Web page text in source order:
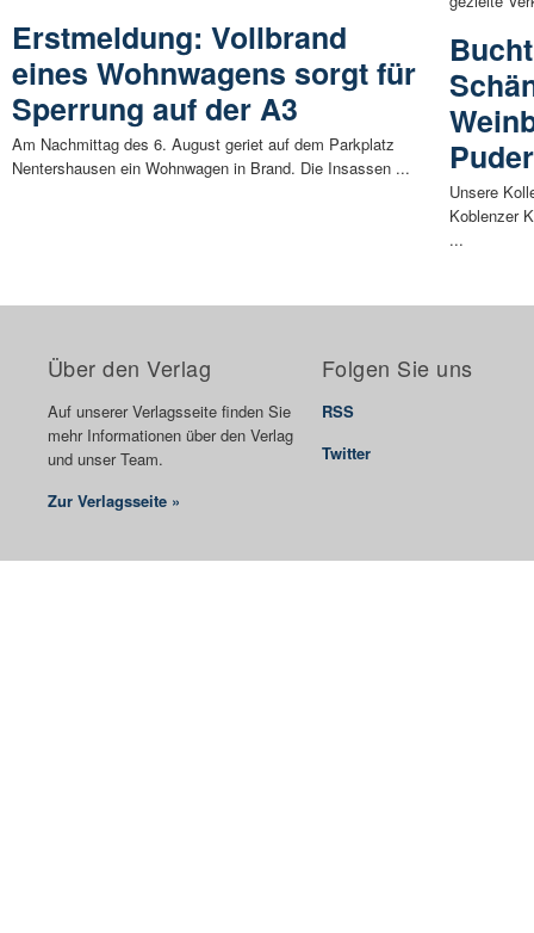
Erstmeldung: Vollbrand
eines Wohnwagens sorgt für
Sperrung auf der A3
Am Nachmittag des 6. August geriet auf dem Parkplatz
Nentershausen ein Wohnwagen in Brand. Die Insassen ...
Unsere
Koblenzer
...
Über den Verlag
Auf unserer Verlagsseite finden Sie
mehr Informationen über den Verlag
und unser Team.
Zur Verlagsseite »
Folgen Sie uns
RSS
Twitter